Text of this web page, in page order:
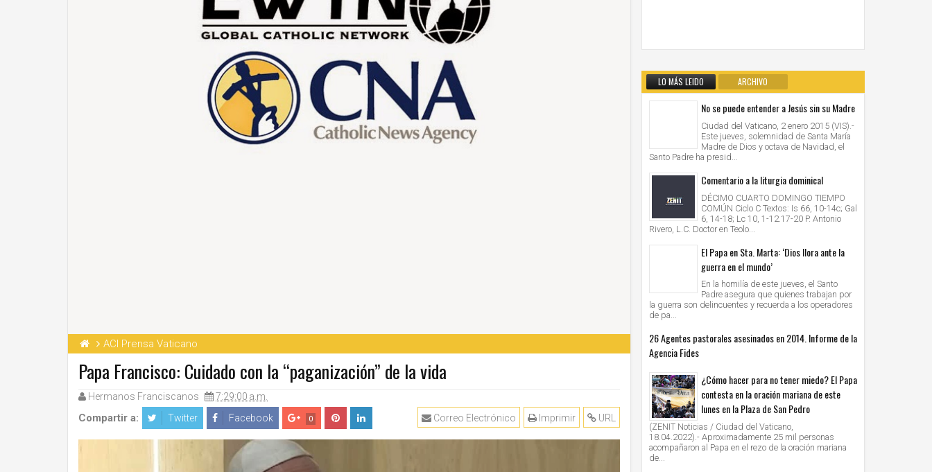
ACI Prensa Vaticano
Papa Francisco: Cuidado con la “paganización” de la vida
Hermanos Franciscanos 7:29:00 a.m.
Compartir a: Twitter Facebook 0 URL
Imprimir
Correo Electrónico
LO MÁS LEIDO ARCHIVO
No se puede entender a Jesús sin su Madre
Ciudad del Vaticano, 2 enero 2015 (VIS).-
Este jueves, solemnidad de Santa María
Madre de Dios y octava de Navidad, el
Santo Padre ha presid...
Comentario a la liturgia dominical
DÉCIMO CUARTO DOMINGO TIEMPO
COMÚN Ciclo C Textos: Is 66, 10-14c; Gal
6, 14-18; Lc 10, 1-12.17-20 P. Antonio
Rivero, L.C. Doctor en Teolo...
El Papa en Sta. Marta: ‘Dios llora ante la
guerra en el mundo’
En la homilía de este jueves, el Santo
Padre asegura que quienes trabajan por
la guerra son delincuentes y recuerda a los operadores
de pa...
26 Agentes pastorales asesinados en 2014. Informe de la
Agencia Fides
¿Cómo hacer para no tener miedo? El Papa
contesta en la oración mariana de este
lunes en la Plaza de San Pedro
(ZENIT Noticias / Ciudad del Vaticano,
18.04.2022).- Aproximadamente 25 mil personas
acompañaron al Papa en el rezo de la oración mariana
de...